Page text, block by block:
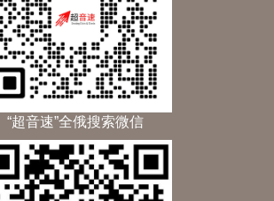
“超音速”全俄搜索微信